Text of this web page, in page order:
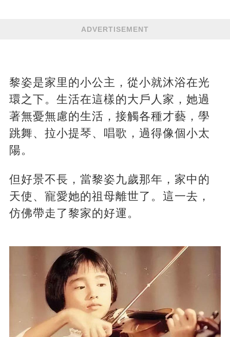
ADVERTISEMENT
黎姿是家里的小公主，從小就沐浴在光
環之下。生活在這樣的大戶人家，她過
著無憂無慮的生活，接觸各種才藝，學
跳舞、拉小提琴、唱歌，過得像個小太
陽。
但好景不長，當黎姿九歲那年，家中的
天使、寵愛她的祖母離世了。這一去，
仿佛帶走了黎家的好運。